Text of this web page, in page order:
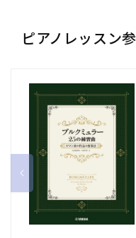
ピアノレッスン